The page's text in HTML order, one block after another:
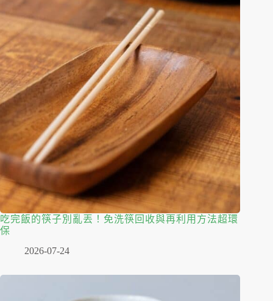
吃完飯的筷子別亂丟！免洗筷回收與再利用方法超環
保
2026-07-24